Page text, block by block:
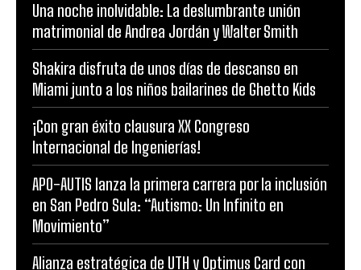
Una noche inolvidable: La deslumbrante unión
matrimonial de Andrea Jordán y Walter Smith
Shakira disfruta de unos días de descanso en
Miami junto a los niños bailarines de Ghetto Kids
¡Con gran éxito clausura XX Congreso
Internacional de Ingenierías!
APO-AUTIS lanza la primera carrera por la inclusión
en San Pedro Sula: “Autismo: Un Infinito en
Movimiento”
Alianza estratégica de UTH y Optimus Card con